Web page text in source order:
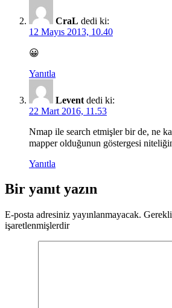
CraL dedi ki:
12 Mayıs 2013, 10.40
😀
Yanıtla
Levent dedi ki:
22 Mart 2016, 11.53
Nmap ile search etmişler bir de, ne
mapper olduğunun göstergesi
Yanıtla
Bir yanıt yazın
E-posta adresiniz yayınlanmayacak.
işaretlenmişlerdir